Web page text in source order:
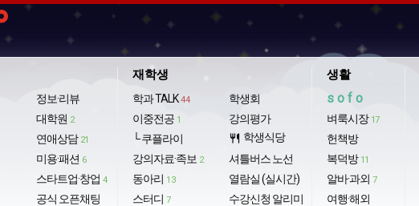
정보·리뷰
대학원 2
연애상담 21
미용·패션 6
스타트업·창업 4
공식 오픈채팅
재학생
학과 TALK 44
이중전공 1
└ 쿠플라이
강의자료·족보 2
동아리 13
스터디 7
학생회
강의평가
restaurant 학생식당
셔틀버스 노선
열람실 (실시간)
수강신청 알리미
생활
sofo
벼룩시장 17
헌책방
복덕방 11
알바·과외 7
여행·해외